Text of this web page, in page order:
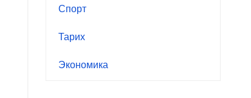
Спорт
Тарих
Экономика